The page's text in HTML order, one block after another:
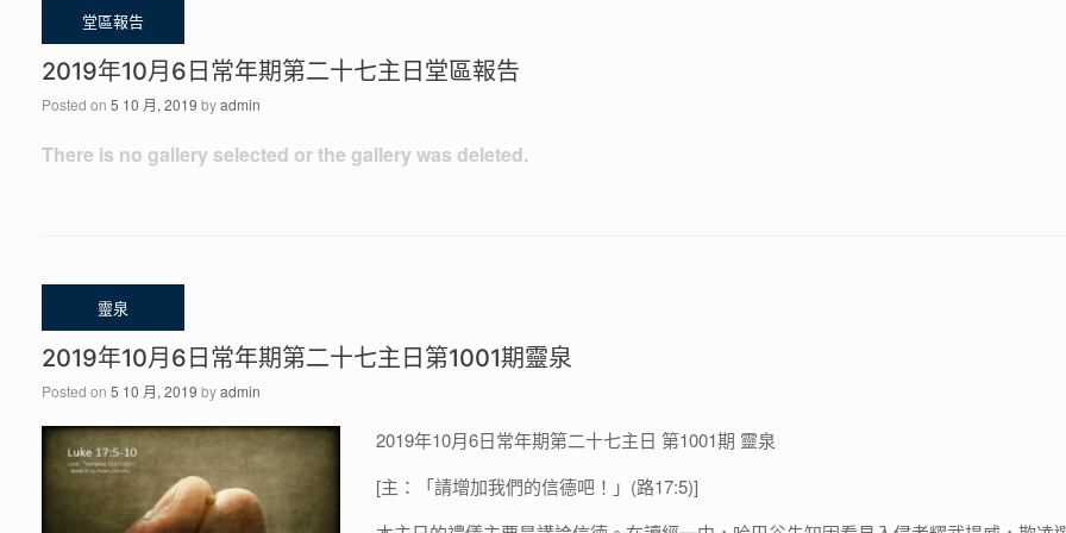
2019年10月6日常年期第二十七主日堂區報告
Posted on 5 10 月, 2019 byadmin
There is no gallery selected or the gallery was deleted.
2019年10月6日常年期第二十七主日第1001期靈泉
Posted on 5 10 月, 2019 byadmin
2019年10月6日常年期第二十七主日 第1001期 靈泉
[主：「請增加我們的信德吧！」(路17:5)]